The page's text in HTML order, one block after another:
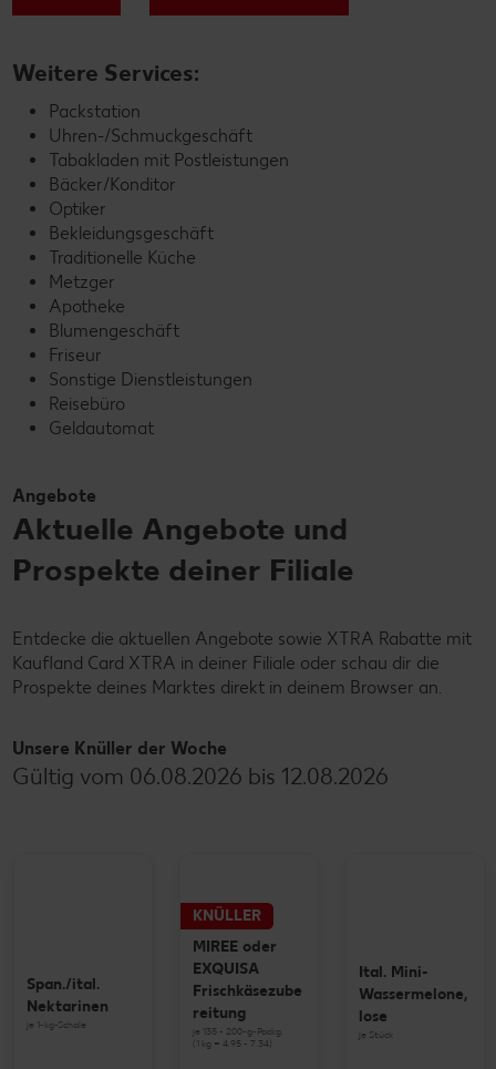
Weitere Services:
Packstation
Uhren-/Schmuckgeschäft
Tabakladen mit Postleistungen
Bäcker/Konditor
Optiker
Bekleidungsgeschäft
Traditionelle Küche
Metzger
Apotheke
Blumengeschäft
Friseur
Sonstige Dienstleistungen
Reisebüro
Geldautomat
Angebote
Aktuelle Angebote und
Prospekte deiner Filiale
Entdecke die aktuellen Angebote sowie XTRA Rabatte mit
Kaufland Card XTRA in deiner Filiale oder schau dir die
Prospekte deines Marktes direkt in deinem Browser an.
Unsere Knüller der Woche
Gültig vom 06.08.2026 bis 12.08.2026
Span./ital.
Nektarinen
je 1-kg-Schale
KNÜLLER
MIREE oder
EXQUISA
Frischkäsezube
reitung
je 135 - 200-g-Packg.
(1 kg = 4.95 - 7.34)
Ital. Mini-
Wassermelone,
lose
je Stück